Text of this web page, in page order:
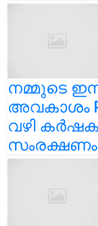
നമ്മുടെ
അവകാശം
വഴി
സംരക്ഷണം